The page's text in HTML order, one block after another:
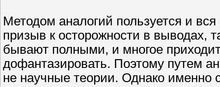
Методом аналогий пользуется и
призыв к осторожности в выводах,
бывают полными, и многое
дофантазировать. Поэтому путем
не научные теории. Однако именно